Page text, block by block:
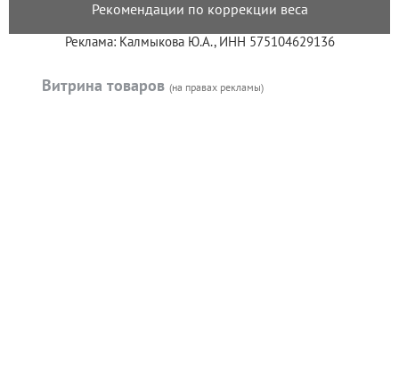
Рекомендации по коррекции веса
Реклама: Калмыкова Ю.А., ИНН 575104629136
Витрина товаров (на правах рекламы)